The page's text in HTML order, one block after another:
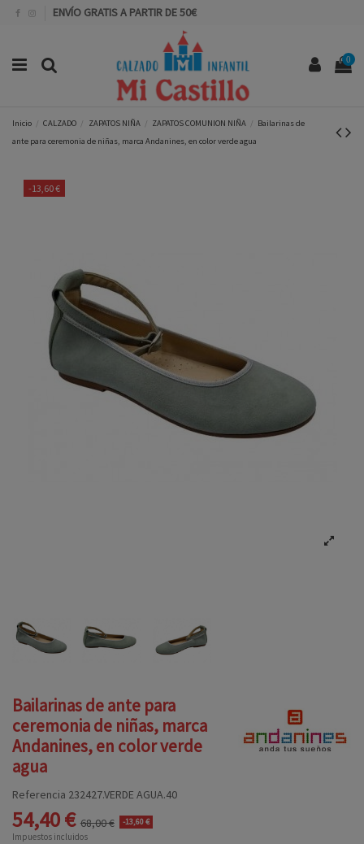
ENVÍO GRATIS A PARTIR DE 50€
0
Inicio CALZADO ZAPATOS NIÑA ZAPATOS COMUNION NIÑA
Bailarinas de
ante para ceremonia de niñas, marca Andanines, en color verde agua
-13,60 €
Bailarinas de ante para
ceremonia de niñas, marca
Andanines, en color verde
agua
Referencia 232427.VERDE AGUA.40
54,40 € 68,00 € -13,60 €
Impuestos incluidos